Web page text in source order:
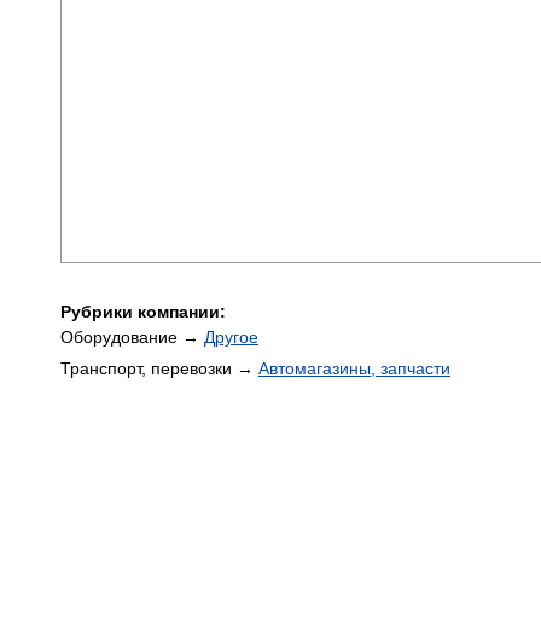
Рубрики компании:
Оборудование → Другое
Транспорт, перевозки → Автомагазины, запчасти